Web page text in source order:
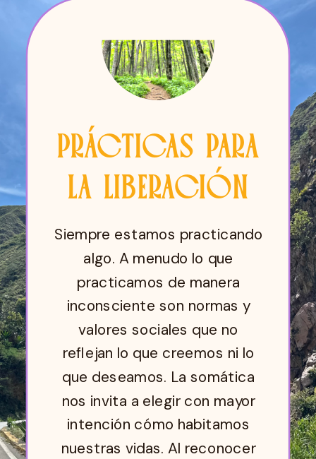
Siempre estamos practicando
algo. A menudo lo que
practicamos de manera
inconsciente son normas y
valores sociales que no
reflejan lo que creemos ni lo
que deseamos. La somática
nos invita a elegir con mayor
intención cómo habitamos
nuestras vidas. Al reconocer
PRÁCTICAS PARA
LA LIBERACIÓN